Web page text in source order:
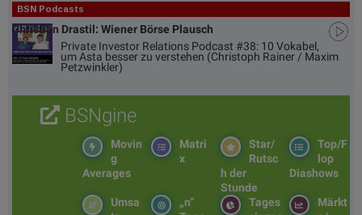
BSN Podcasts
Christian Drastil: Wiener Börse Plausch
Private Investor Relations Podcast #38: 10 Vokabel,
um Asta besser zu verstehen (Christoph Rainer / Maxim
Petzwinkler)
BSNgine
Top/F
lop
Diashows
Star/
Rutsc
h der
Stunde
Matri
x
Movin
g
Averages
Märkt
Tages
„n“
Umsa